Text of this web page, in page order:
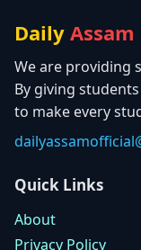
Daily Assam
We are providing
By giving
to make every
Quick Links
About
Privacy Policy